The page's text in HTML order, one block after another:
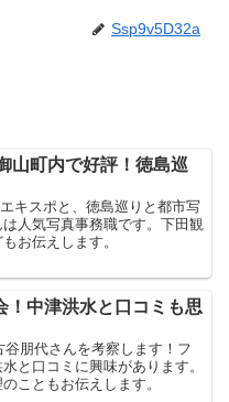
Ssp9v5D32a
山町内で好評！徳島巡
キスポと、徳島巡りと都市写
人気写真事務職です。下田観
お伝えします。
！中津洪水と口コミも思
朋代さんを考察します！フ
と口コミに興味があります。
こともお伝えします。